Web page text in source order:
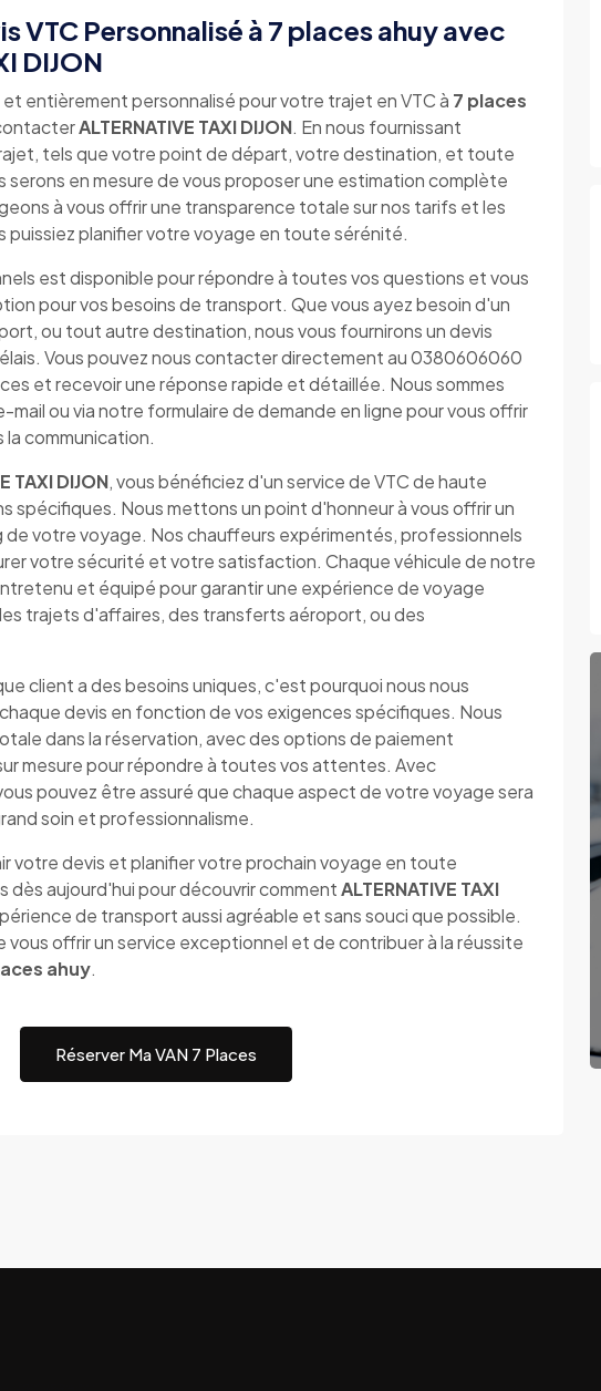
VTC Personnalisé à 7 places ahuy avec
DIJON
entièrement personnalisé pour votre trajet en VTC à 7 places
ALTERNATIVE TAXI DIJON. En nous fournissant
tels que votre point de départ, votre destination, et toute
en mesure de vous proposer une estimation complète
à vous offrir une transparence totale sur nos tarifs et les
puissiez planifier votre voyage en toute sérénité.
est disponible pour répondre à toutes vos questions et vous
pour vos besoins de transport. Que vous ayez besoin d'un
ou tout autre destination, nous vous fournirons un devis
Vous pouvez nous contacter directement au 0380606060
et recevoir une réponse rapide et détaillée. Nous sommes
ou via notre formulaire de demande en ligne pour vous offrir
la communication.
TAXI DIJON, vous bénéficiez d'un service de VTC de haute
spécifiques. Nous mettons un point d'honneur à vous offrir un
votre voyage. Nos chauffeurs expérimentés, professionnels
votre sécurité et votre satisfaction. Chaque véhicule de notre
et équipé pour garantir une expérience de voyage
trajets d'affaires, des transferts aéroport, ou des
client a des besoins uniques, c'est pourquoi nous nous
devis en fonction de vos exigences spécifiques. Nous
dans la réservation, avec des options de paiement
mesure pour répondre à toutes vos attentes. Avec
vous pouvez être assuré que chaque aspect de votre voyage sera
soin et professionnalisme.
votre devis et planifier votre prochain voyage en toute
aujourd'hui pour découvrir commentALTERNATIVE TAXI
de transport aussi agréable et sans souci que possible.
vous offrir un service exceptionnel et de contribuer à la réussite
ahuy.
Réserver Ma VAN 7 Places